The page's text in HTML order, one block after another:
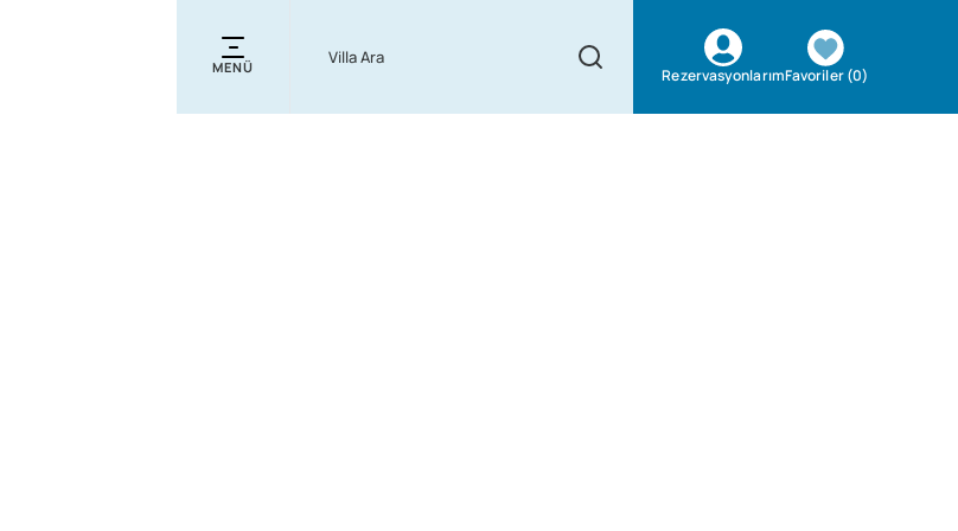
MENÜ RezervasyonlarımFavoriler(0)